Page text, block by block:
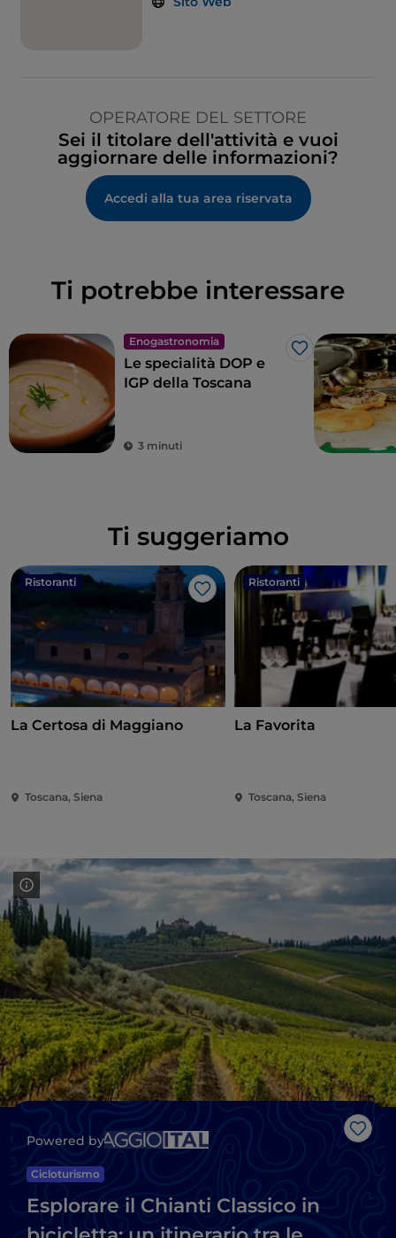
OPERATORE DEL SETTORE
Sei il titolare dell'attività e vuoi
aggiornare delle informazioni?
Accedi alla tua area riservata
Ti potrebbe interessare
Enogastronomia
Like
Le specialità DOP e
IGP della Toscana
3 minuti
Ti suggeriamo
Ristoranti
Like
La Certosa di Maggiano
Toscana, Siena
Ristoranti
La Favorita
Toscana, Siena
Like
Powered by
Cicloturismo
Esplorare il Chianti Classico in